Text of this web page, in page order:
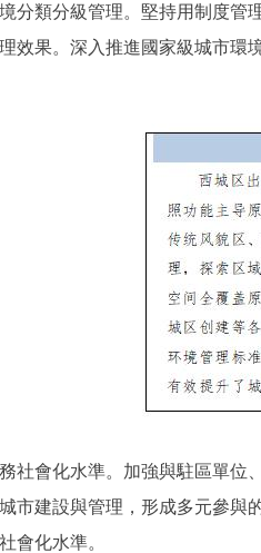
類分級管理。堅持用制度管理
效果。深入推進國家級城市環
會化水準。加強與駐區單位、
市建設與管理，形成多元參與
會化水準。